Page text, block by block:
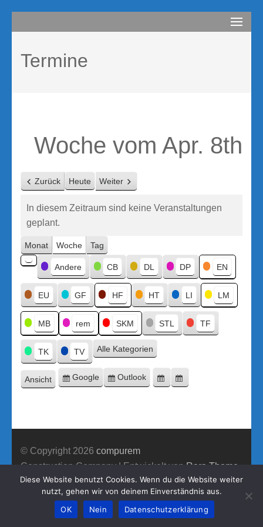
Inhalt
(Enter
drücken)
compurem
Termine
Woche vom Apr. 8th
Zurück Heute Weiter
In diesem Zeitraum sind keine Veranstaltungen
geplant.
Monat Woche Tag
Kategorien
Kategorie
ohne
Titel
Andere CB DL DP EN
EU GF HF HT LI LM
MB rem SKM STL TF
TK TV Alle Kategorien
Ansicht ausdrucken
Eintragen
Google
Eintragen
Outlook
Google-
© Copyright 2026 compurem
Construction Company | Entwickelt von Rara Theme
Präsentiert von WordPress.
Diese Website benutzt Cookies. Wenn du die Website weiter
nutzt, gehen wir von deinem Einverständnis aus.
OK
Nein Datenschutzerklärung